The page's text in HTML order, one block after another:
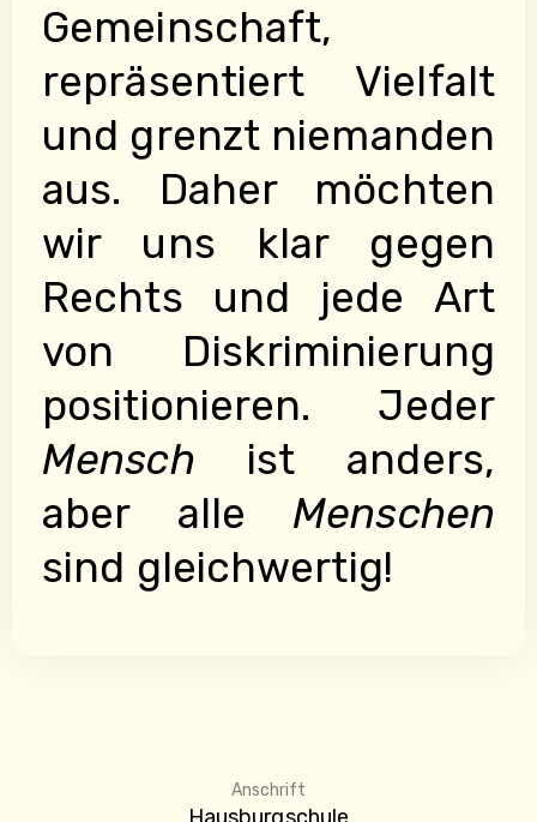
Gemeinschaft,
repräsentiert Vielfalt
und grenzt niemanden
aus. Daher möchten
wir uns klar gegen
Rechts und jede Art
von Diskriminierung
positionieren. Jeder
Mensch ist anders,
aber alle Menschen
sind gleichwertig!
Anschrift